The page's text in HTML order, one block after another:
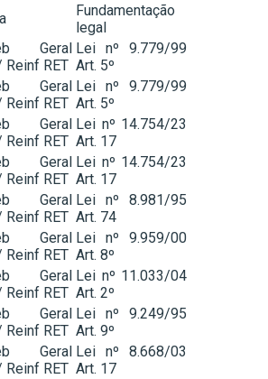
Fundamentação
legal
Geral
RET
Lei nº 9.779/99
Art. 5º
Geral
RET
Lei nº 9.779/99
Art. 5º
Geral
RET
Lei nº 14.754/23
Art. 17
Geral
RET
Lei nº 14.754/23
Art. 17
Geral
RET
Lei nº 8.981/95
Art. 74
Geral
RET
Lei nº 9.959/00
Art. 8º
Geral
RET
Lei nº 11.033/04
Art. 2º
Geral
RET
Lei nº 9.249/95
Art. 9º
Geral
RET
Lei nº 8.668/03
Art. 17